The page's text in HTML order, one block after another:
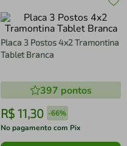
Placa 3 Postos 4x2 Tramontina
Tablet Branca
397 pontos
R$ 11,30 -66%
No pagamento com Pix